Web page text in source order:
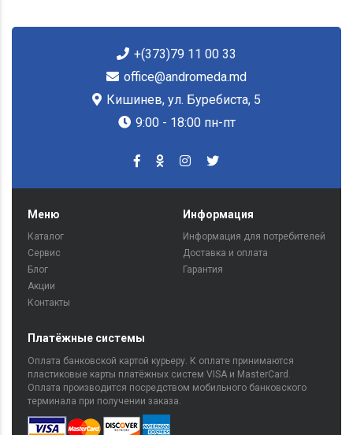
+(373)79 11 00 33
office@andromeda.md
Кишинев, ул. Буребиста, 5
9:00 - 18:00 пн-пт
Меню
Каталог
Сервис
Блог
Акции
Контакты
Информация
Информация для потребителей
Доставка и оплата
Гарантия
Платёжные системы
Оплата банковской картой курьеру. К оплате принимаются
пластиковые карты платёжных систем VISA и MasterCard.
Оплата производится посредством мобильного банковского
терминала при получении заказа.